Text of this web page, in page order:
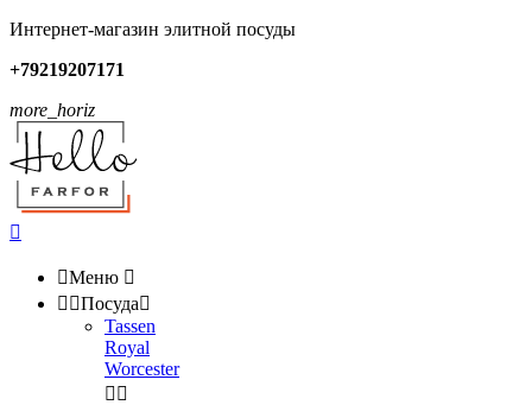
Интернет-магазин элитной посуды
+79219207171
more_horiz

Меню 
 Посуда
Tassen
Royal
Worcester
 